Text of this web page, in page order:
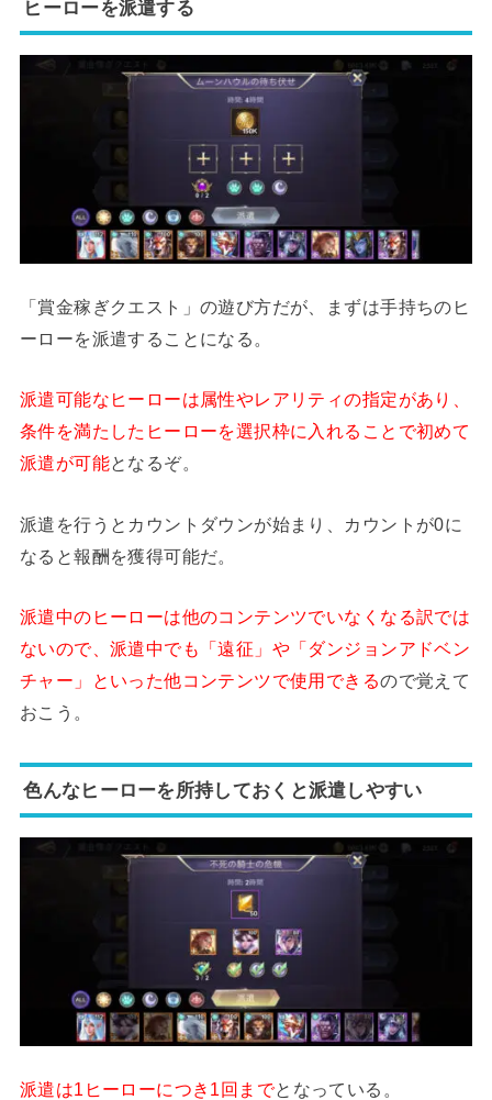
ヒーローを派遣する
「賞金稼ぎクエスト」の遊び方だが、まずは手持ちのヒ
ーローを派遣することになる。
派遣可能なヒーローは属性やレアリティの指定があり、
条件を満たしたヒーローを選択枠に入れることで初めて
派遣が可能となるぞ。
派遣を行うとカウントダウンが始まり、カウントが0に
なると報酬を獲得可能だ。
派遣中のヒーローは他のコンテンツでいなくなる訳では
ないので、派遣中でも「遠征」や「ダンジョンアドベン
チャー」といった他コンテンツで使用できるので覚えて
おこう。
色んなヒーローを所持しておくと派遣しやすい
派遣は1ヒーローにつき1回までとなっている。